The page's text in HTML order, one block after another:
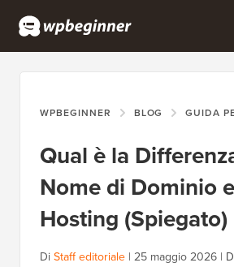
WPBEGINNER BLOG GUIDA
Qual è la
Nome di Dominio
Hosting (Spiegato)
DiStaff editoriale | 25 maggio 2026 |